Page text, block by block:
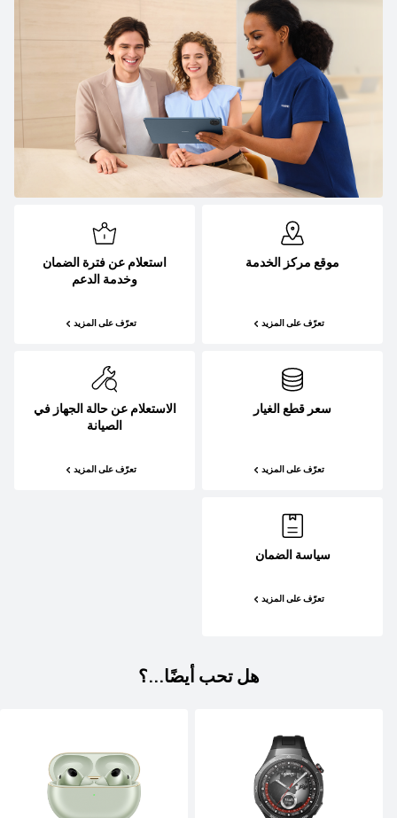
موقع مركز الخدمة
تعرّف على المزيد
استعلام عن فترة الضمان
وخدمة الدعم
تعرّف على المزيد
سعر قطع الغيار
تعرّف على المزيد
الاستعلام عن حالة الجهاز في
الصيانة
تعرّف على المزيد
سياسة الضمان
تعرّف على المزيد
هل تحب أيضًا...؟